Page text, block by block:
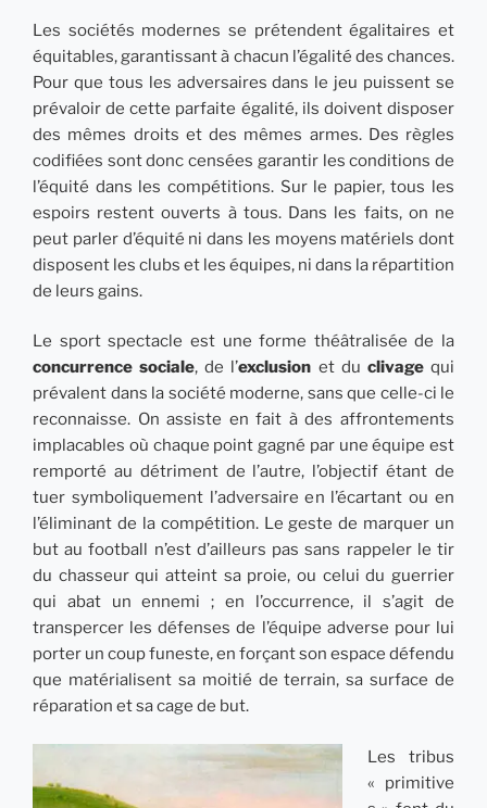
Les sociétés modernes se prétendent égalitaires et
équitables, garantissant à chacun l’égalité des chances.
Pour que tous les adversaires dans le jeu puissent se
prévaloir de cette parfaite égalité, ils doivent disposer
des mêmes droits et des mêmes armes. Des règles
codifiées sont donc censées garantir les conditions de
l’équité dans les compétitions. Sur le papier, tous les
espoirs restent ouverts à tous. Dans les faits, on ne
peut parler d’équité ni dans les moyens matériels dont
disposent les clubs et les équipes, ni dans la répartition
de leurs gains.
Le sport spectacle est une forme théâtralisée de la
concurrence sociale, de l’exclusion et du clivagequi
prévalent dans la société moderne, sans que celle-ci le
reconnaisse. On assiste en fait à des affrontements
implacables où chaque point gagné par une équipe est
remporté au détriment de l’autre, l’objectif étant de
tuer symboliquement l’adversaire en l’écartant ou en
l’éliminant de la compétition. Le geste de marquer un
but au football n’est d’ailleurs pas sans rappeler le tir
du chasseur qui atteint sa proie, ou celui du guerrier
qui abat un ennemi ; en l’occurrence, il s’agit de
transpercer les défenses de l’équipe adverse pour lui
porter un coup funeste, en forçant son espace défendu
que matérialisent sa moitié de terrain, sa surface de
réparation et sa cage de but.
Les tribus
« primitive